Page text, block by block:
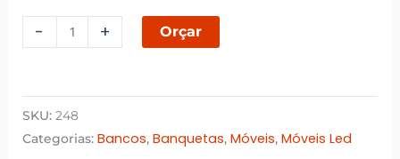
- + Orçar
SKU: 248
Categorias: Bancos, Banquetas, Móveis, Móveis Led